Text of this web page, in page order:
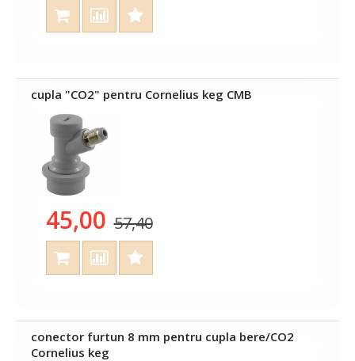
cupla "CO2" pentru Cornelius keg CMB
45,00 57,40
conector furtun 8 mm pentru cupla bere/CO2
Cornelius keg